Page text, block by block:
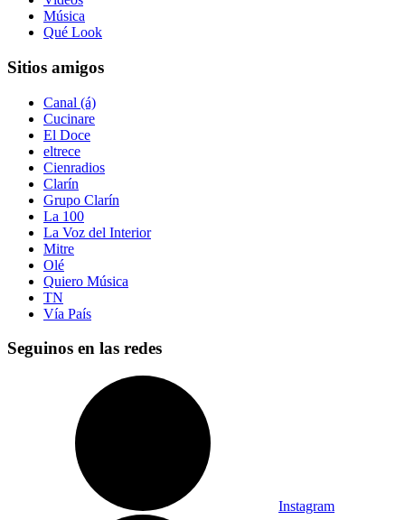
Música
Qué Look
Sitios amigos
Canal (á)
Cucinare
El Doce
eltrece
Cienradios
Clarín
Grupo Clarín
La 100
La Voz del Interior
Mitre
Olé
Quiero Música
TN
Vía País
Seguinos en las redes
Instagram